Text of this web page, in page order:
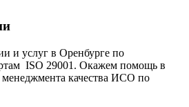
и услуг в Оренбурге по
ISO 29001. Окажем помощь в
менеджмента качества ИСО по